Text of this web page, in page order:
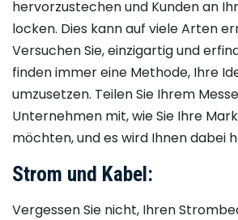
hervorzustechen und Kunden an
locken. Dies kann auf viele Arten
Versuchen Sie, einzigartig und
finden immer eine Methode, Ihre
umzusetzen. Teilen Sie Ihrem
Unternehmen mit, wie Sie Ihre
möchten, und es wird Ihnen dabei
Strom und Kabel:
Vergessen Sie nicht, Ihren